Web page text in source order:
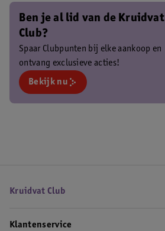
Ben je al lid van de Kruidvat
Club?
Spaar Clubpunten bij elke aankoop en
ontvang exclusieve acties!
Bekijk nu
Kruidvat Club
Klantenservice